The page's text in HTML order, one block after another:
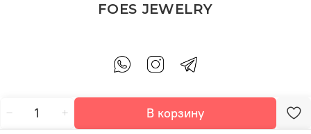
В корзину
FOES JEWELRY